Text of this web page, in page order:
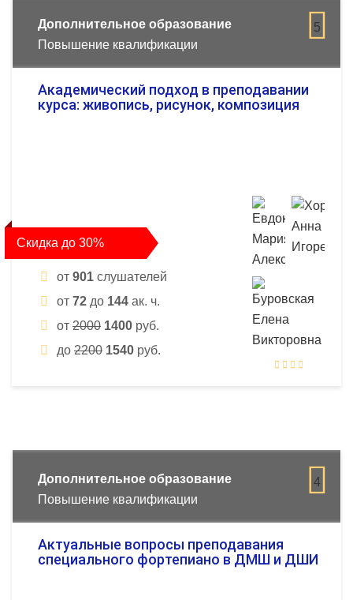
5
Дополнительное образование
Повышение квалификации
Академический подход в преподавании
курса: живопись, рисунок, композиция
Скидка до 30%
от 901 слушателей
от 72 до 144 ак. ч.
от 2000 1400 руб.
до 2200 1540 руб.
4
Дополнительное образование
Повышение квалификации
Актуальные вопросы преподавания
специального фортепиано в ДМШ и ДШИ